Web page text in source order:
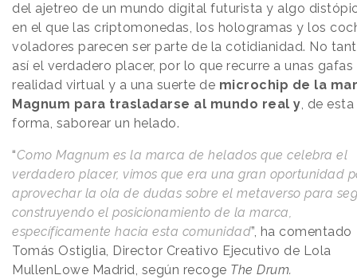
del ajetreo de un mundo digital futurista y algo
en el que las criptomonedas, los hologramas y los
voladores parecen ser parte de la cotidianidad. No
así el verdadero placer, por lo que recurre a unas gafas
realidad virtual y a una suerte de microchip de la
Magnum para trasladarse al mundo real y, de esta
forma, saborear un helado.
“Como Magnum es la marca de helados que celebra el
verdadero placer, vimos que era una gran oportunidad
aprovechar la ola de dudas sobre el metaverso para
construyendo el posicionamiento de la marca,
específicamente hacia esta comunidad”, ha comentado
Tomás Ostiglia, Director Creativo Ejecutivo de Lola
MullenLowe Madrid, según recoge The Drum.